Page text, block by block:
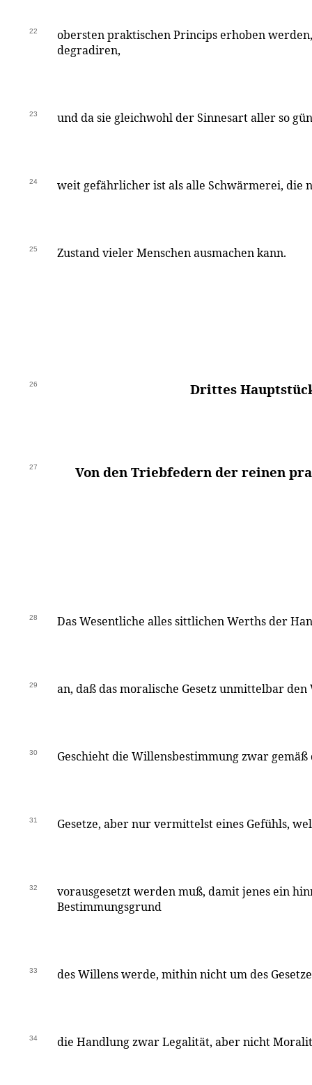
22
obersten praktischen Princips erhoben
degradiren,
23 und da sie gleichwohl der Sinnesart aller so
24 weit gefährlicher ist als alle Schwärmerei, die
25 Zustand vieler Menschen ausmachen kann.
26 Drittes
27 Von den Triebfedern der reinen
28 Das Wesentliche alles sittlichen Werths der
29 an, daß das moralische Gesetz unmittelbar
30 Geschieht die Willensbestimmung zwar
31 Gesetze, aber nur vermittelst eines Gefühls,
32
vorausgesetzt werden muß, damit jenes ein
Bestimmungsgrund
33 des Willens werde, mithin nicht um des
34 die Handlung zwar Legalität, aber nicht